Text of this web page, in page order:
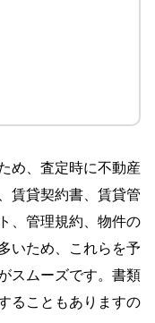
め、査定時に不動産
賃貸契約書、賃貸管
、管理規約、物件の
いため、これらを予
スムーズです。書類
ることもありますの